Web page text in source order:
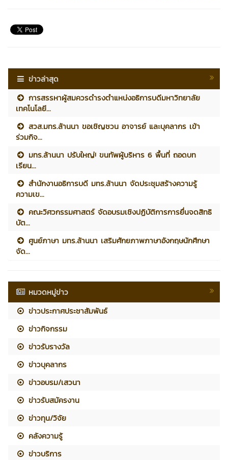
ข่าวล่าสุด
การสรรหาผู้สมควรดำรงตำแหน่งอธิการบดีมหาวิทยาลัย
เทคโนโลยี...
สวส.มทร.ล้านนา ขอเชิญชวน อาจารย์ และบุคลากร เข้า
ร่วมกิจ...
มทร.ล้านนา ปรับใหญ่! ขนทัพผู้บริหาร 6 พื้นที่ ถอดบท
เรียน...
สำนักงานอธิการบดี มทร.ล้านนา จัดประชุมสร้างความรู้
ความเข...
คณะวิศวกรรมศาสตร์ จัดอบรมเชิงปฏิบัติการการยื่นจดสิทธิ
บัต...
ศูนย์ภาษา มทร.ล้านนา เสริมศักยภาพภาษาอังกฤษนักศึกษา
จัด...
หมวดหมู่ข่าว
ข่าวประกาศประชาสัมพันธ์
ข่าวกิจกรรม
ข่าวรับรางวัล
ข่าวบุคลากร
ข่าวอบรม/เสวนา
ข่าวรับสมัครงาน
ข่าวทุน/วิจัย
คลังความรู้
ข่าวบริการ